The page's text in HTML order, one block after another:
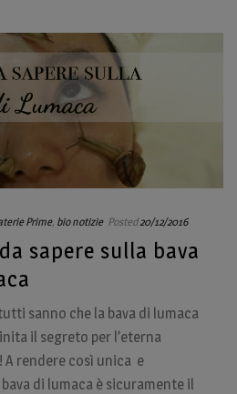
Prime, bio notizie Posted 20/12/2016
sapere sulla bava
sanno che la bava di lumaca
il segreto per l’eterna
A rendere così unica e
di lumaca è sicuramente il